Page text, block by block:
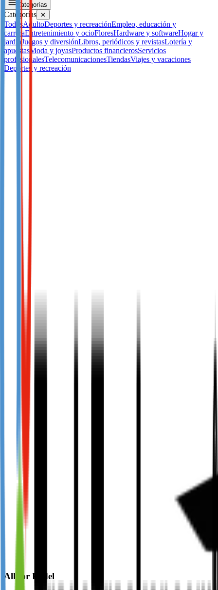
Categorías
Categorías ✕
TodosAdultoDeportes y recreaciónEmpleo, educación y
carreraEntretenimiento y ocioFloresHardware y softwareHogar y
jardínJuegos y diversiónLibros, periódicos y revistasLotería y
apuestas Moda y joyasProductos financierosServicios
profesionalesTelecomunicacionesTiendasViajes y vacaciones
Deportes y recreación
All for Padel